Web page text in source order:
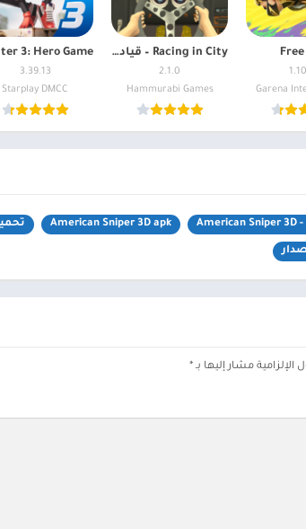
Garena
Racing in City – قيادة السيارة
2.1.0
Hammurabi Games
3.39.13
Starplay DMCC
American Sniper 3D -
American Sniper 3D apk
الإلزامية مشار إليها بـ *